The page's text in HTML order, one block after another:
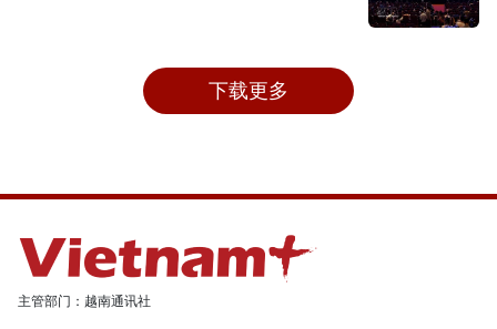
下载更多
主管部门：越南通讯社